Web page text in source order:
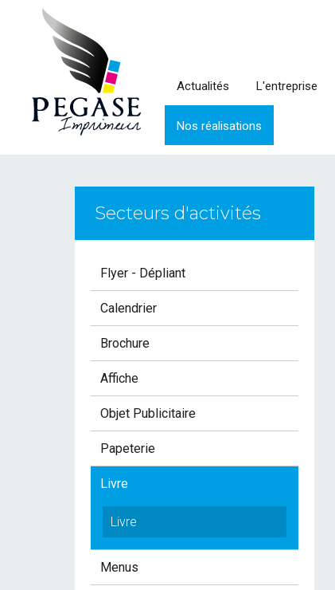
Actualités L'entreprise
Nos réalisations
Secteurs d'activités
Flyer - Dépliant
Calendrier
Brochure
Affiche
Objet Publicitaire
Papeterie
Livre
Livre
Menus